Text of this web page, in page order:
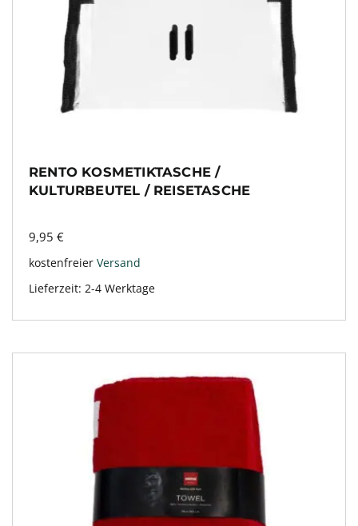
RENTO KOSMETIKTASCHE /
KULTURBEUTEL / REISETASCHE
9,95 €
kostenfreier Versand
Lieferzeit: 2-4 Werktage